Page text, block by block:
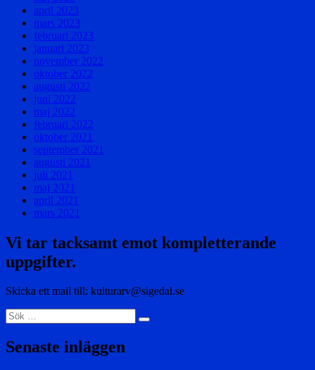
april 2023
mars 2023
februari 2023
januari 2023
november 2022
oktober 2022
augusti 2022
juni 2022
maj 2022
februari 2022
oktober 2021
september 2021
augusti 2021
juli 2021
maj 2021
april 2021
mars 2021
Vi tar tacksamt emot kompletterande
uppgifter.
Skicka ett mail till: kulturarv@sigedal.se
Sök
efter:
Sök
Senaste inläggen